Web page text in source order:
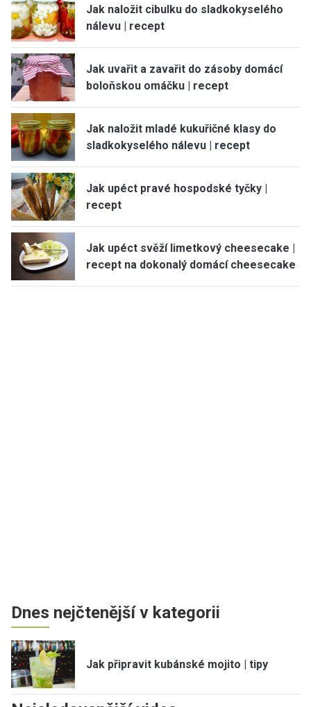
Jak naložit cibulku do sladkokyselého
nálevu | recept
Jak uvařit a zavařit do zásoby domácí
boloňskou omáčku | recept
Jak naložit mladé kukuřičné klasy do
sladkokyselého nálevu | recept
Jak upéct pravé hospodské tyčky |
recept
Jak upéct svěží limetkový cheesecake |
recept na dokonalý domácí cheesecake
Dnes nejčtenější v kategorii
Jak připravit kubánské mojito | tipy